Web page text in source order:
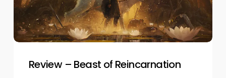
Review – Beast of Reincarnation